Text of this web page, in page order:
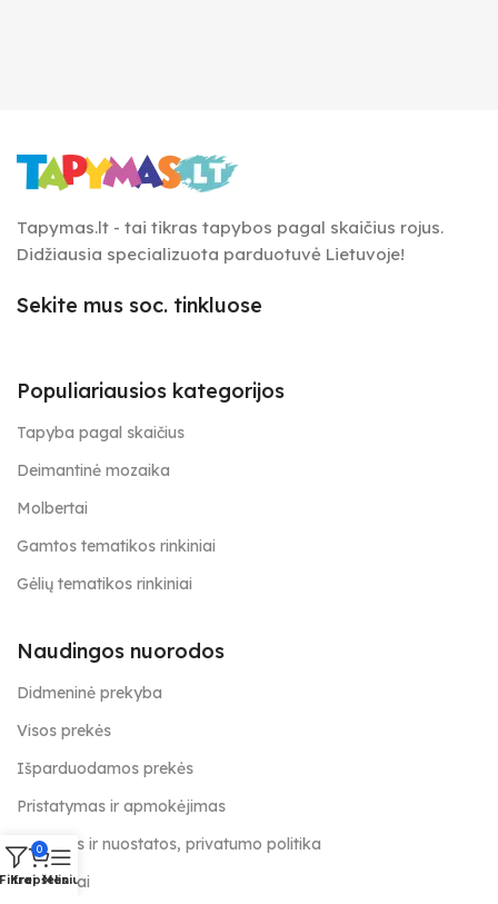
Tapymas.lt - tai tikras tapybos pagal skaičius rojus.
Didžiausia specializuota parduotuvė Lietuvoje!
Sekite mus soc. tinkluose
Populiariausios kategorijos
Tapyba pagal skaičius
Deimantinė mozaika
Molbertai
Gamtos tematikos rinkiniai
Gėlių tematikos rinkiniai
Naudingos nuorodos
Didmeninė prekyba
Visos prekės
Išparduodamos prekės
Pristatymas ir apmokėjimas
Taisyklės ir nuostatos, privatumo politika
Kontaktai
0
Krepšelis
Meniu